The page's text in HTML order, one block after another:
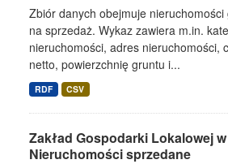
Zbiór danych obejmuje
na sprzedaż. Wykaz zawiera m.in.
nieruchomości, adres nieruchomości,
netto, powierzchnię gruntu i...
RDF CSV
Zakład Gospodarki Lokalowej
Nieruchomości sprzedane